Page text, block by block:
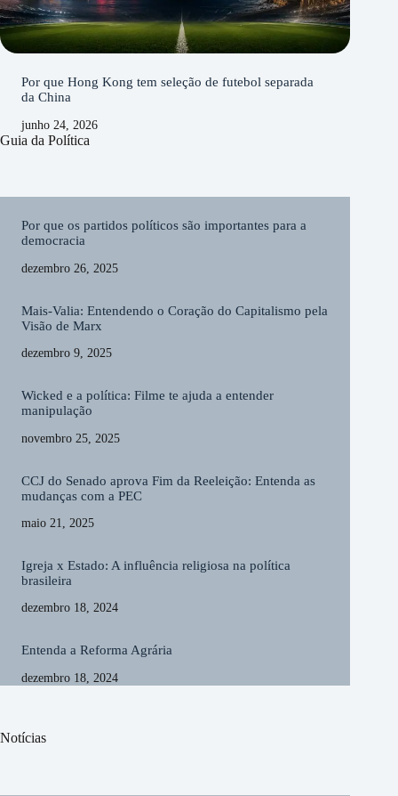
Por que Hong Kong tem seleção de futebol separada
da China
junho 24, 2026
Guia da Política
Por que os partidos políticos são importantes para a
democracia
dezembro 26, 2025
Mais-Valia: Entendendo o Coração do Capitalismo pela
Visão de Marx
dezembro 9, 2025
Wicked e a política: Filme te ajuda a entender
manipulação
novembro 25, 2025
CCJ do Senado aprova Fim da Reeleição: Entenda as
mudanças com a PEC
maio 21, 2025
Igreja x Estado: A influência religiosa na política
brasileira
dezembro 18, 2024
Entenda a Reforma Agrária
dezembro 18, 2024
Notícias